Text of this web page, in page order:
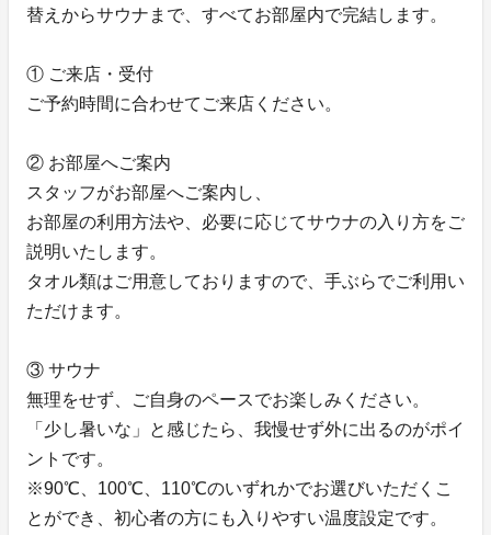
替えからサウナまで、すべてお部屋内で完結します。
① ご来店・受付
ご予約時間に合わせてご来店ください。
② お部屋へご案内
スタッフがお部屋へご案内し、
お部屋の利用方法や、必要に応じてサウナの入り方をご
説明いたします。
タオル類はご用意しておりますので、手ぶらでご利用い
ただけます。
③ サウナ
無理をせず、ご自身のペースでお楽しみください。
「少し暑いな」と感じたら、我慢せず外に出るのがポイ
ントです。
※90℃、100℃、110℃のいずれかでお選びいただくこ
とができ、初心者の方にも入りやすい温度設定です。